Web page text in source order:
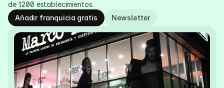
de 1.200 establecimientos.​
Añadir franquicia gratis
Newsletter